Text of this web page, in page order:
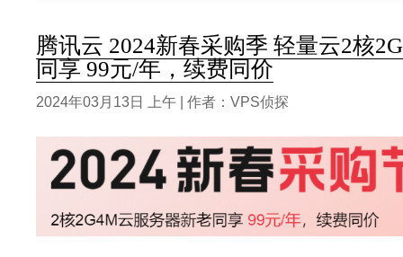
腾讯云 2024新春采购季 轻量云2核
同享 99元/年，续费同价
2024年03月13日 上午 | 作者：VPS侦探